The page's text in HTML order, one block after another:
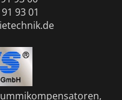
93 01